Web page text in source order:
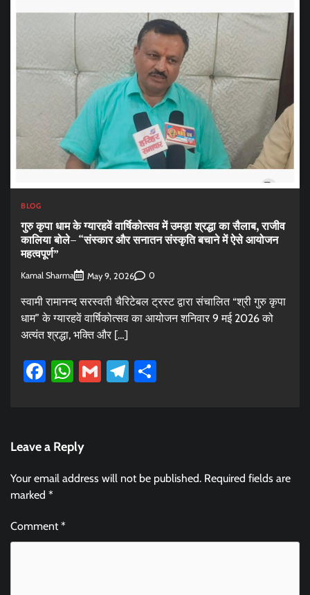
BLOG
गुरु कृपा धाम के ग्यारहवें वार्षिकोत्सव में उमड़ा श्रद्धा का सैलाब, राजीव
कालिया बोले– “संस्कार और सनातन संस्कृति बचाने में ऐसे आयोजन
महत्वपूर्ण”
Kamal Sharma May 9, 2026 0
स्वामी रामानन्द सरस्वती चैरिटेबल ट्रस्ट द्वारा संचालित “श्री गुरु कृपा
धाम” के ग्यारहवें वार्षिकोत्सव का आयोजन शनिवार 9 मई 2026 को
अत्यंत श्रद्धा, भक्ति और […]
Facebook
WhatsApp
GmailTelegram
Leave a Reply
Your email address will not be published. Required fields are
marked *
Comment*